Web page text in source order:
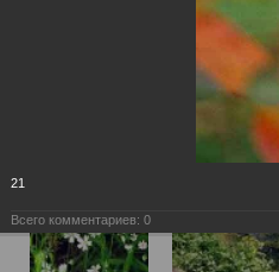
21
Всего комментариев: 0